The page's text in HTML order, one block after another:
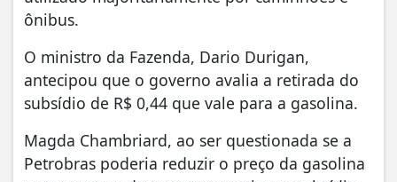
ônibus.
O ministro da Fazenda, Dario Durigan,
antecipou que o governo avalia a retirada do
subsídio de R$ 0,44 que vale para a gasolina.
Magda Chambriard, ao ser questionada se a
Petrobras poderia reduzir o preço da gasolina